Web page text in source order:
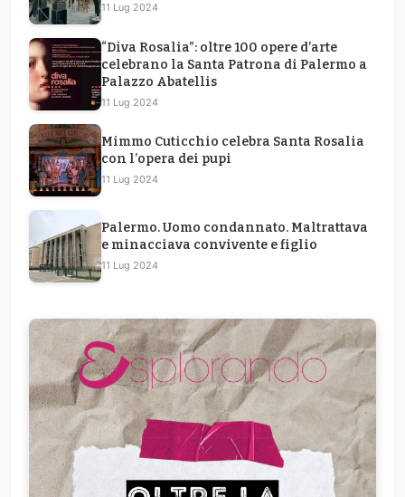
11 Lug 2024
“Diva Rosalia”: oltre 100 opere d’arte
celebrano la Santa Patrona di Palermo a
Palazzo Abatellis
11 Lug 2024
Mimmo Cuticchio celebra Santa Rosalia
con l’opera dei pupi
11 Lug 2024
Palermo. Uomo condannato. Maltrattava
e minacciava convivente e figlio
11 Lug 2024